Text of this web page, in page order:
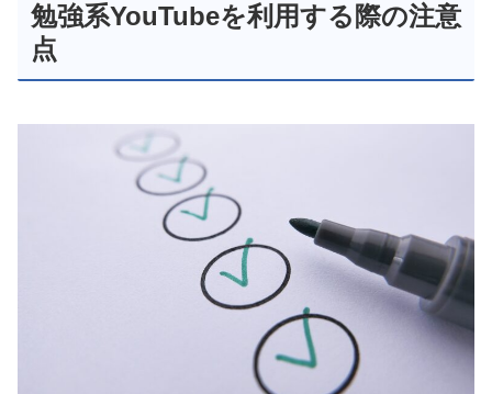
勉強系YouTubeを利用する際の注意
点